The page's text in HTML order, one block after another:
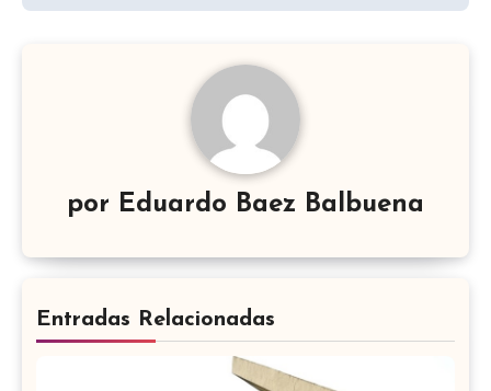
por Eduardo Baez Balbuena
Entradas Relacionadas